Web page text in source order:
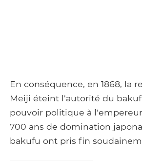
En conséquence, en 1868, la
Meiji éteint l'autorité du
pouvoir politique à
700 ans de domination
bakufu ont pris fin